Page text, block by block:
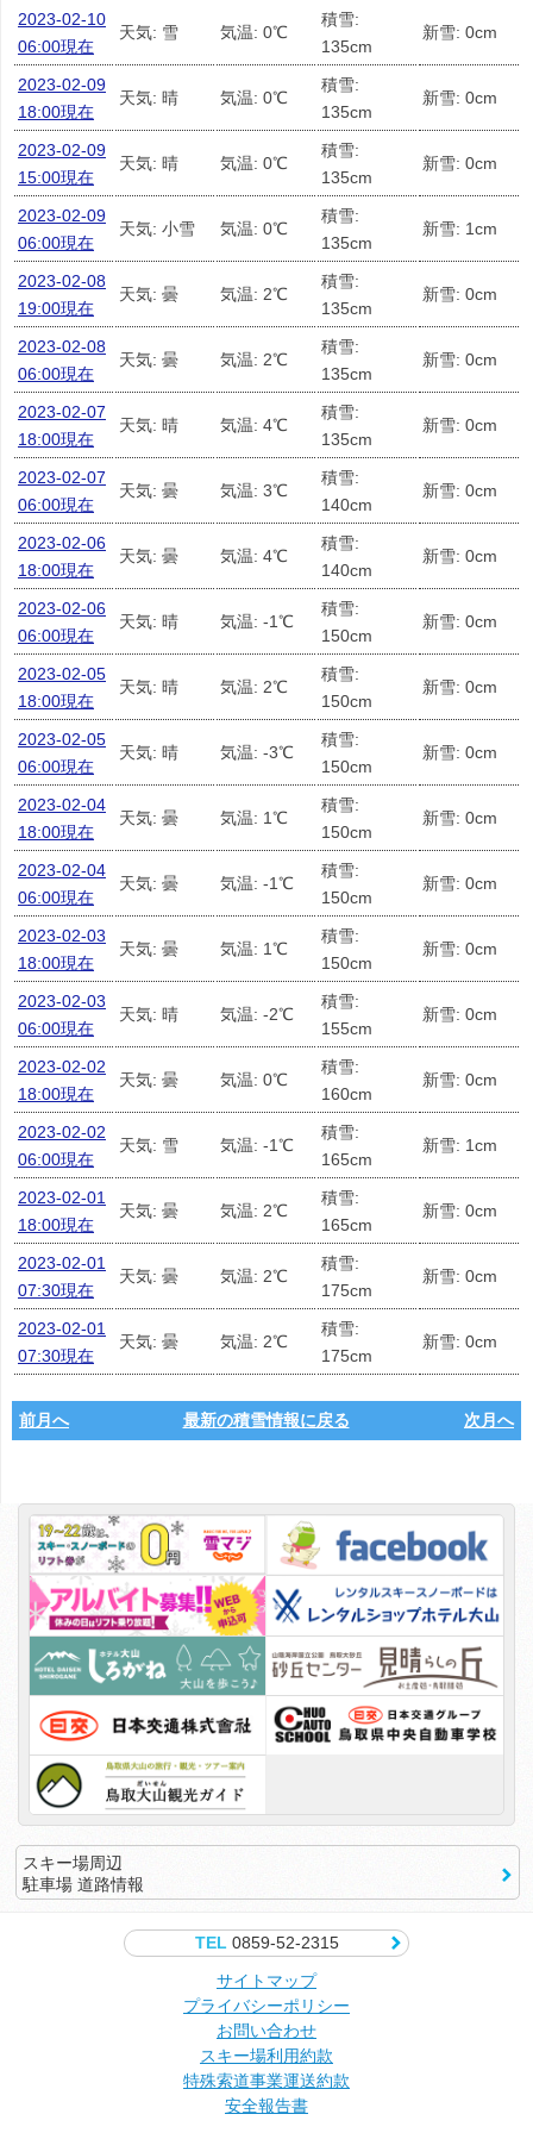
2023-02-10
06:00現在
天気: 雪 気温: 0℃
積雪:
135cm
新雪: 0cm
2023-02-09
18:00現在
天気: 晴 気温: 0℃
積雪:
135cm
新雪: 0cm
2023-02-09
15:00現在
天気: 晴 気温: 0℃
積雪:
135cm
新雪: 0cm
2023-02-09
06:00現在
天気: 小雪 気温: 0℃
積雪:
135cm
新雪: 1cm
2023-02-08
19:00現在
天気: 曇 気温: 2℃
積雪:
135cm
新雪: 0cm
2023-02-08
06:00現在
天気: 曇 気温: 2℃
積雪:
135cm
新雪: 0cm
2023-02-07
18:00現在
天気: 晴 気温: 4℃
積雪:
135cm
新雪: 0cm
2023-02-07
06:00現在
天気: 曇 気温: 3℃
積雪:
140cm
新雪: 0cm
2023-02-06
18:00現在
天気: 曇 気温: 4℃
積雪:
140cm
新雪: 0cm
2023-02-06
06:00現在
天気: 晴 気温: -1℃
積雪:
150cm
新雪: 0cm
2023-02-05
18:00現在
天気: 晴 気温: 2℃
積雪:
150cm
新雪: 0cm
2023-02-05
06:00現在
天気: 晴 気温: -3℃
積雪:
150cm
新雪: 0cm
2023-02-04
18:00現在
天気: 曇 気温: 1℃
積雪:
150cm
新雪: 0cm
2023-02-04
06:00現在
天気: 曇 気温: -1℃
積雪:
150cm
新雪: 0cm
2023-02-03
18:00現在
天気: 曇 気温: 1℃
積雪:
150cm
新雪: 0cm
2023-02-03
06:00現在
天気: 晴 気温: -2℃
積雪:
155cm
新雪: 0cm
2023-02-02
18:00現在
天気: 曇 気温: 0℃
積雪:
160cm
新雪: 0cm
2023-02-02
06:00現在
天気: 雪 気温: -1℃
積雪:
165cm
新雪: 1cm
2023-02-01
18:00現在
天気: 曇 気温: 2℃
積雪:
165cm
新雪: 0cm
2023-02-01
07:30現在
天気: 曇 気温: 2℃
積雪:
175cm
新雪: 0cm
2023-02-01
07:30現在
天気: 曇 気温: 2℃
積雪:
175cm
新雪: 0cm
前月へ 最新の積雪情報に戻る 次月へ
スキー場周辺
駐車場 道路情報
TEL0859-52-2315
サイトマップ
プライバシーポリシー
お問い合わせ
スキー場利用約款
特殊索道事業運送約款
安全報告書